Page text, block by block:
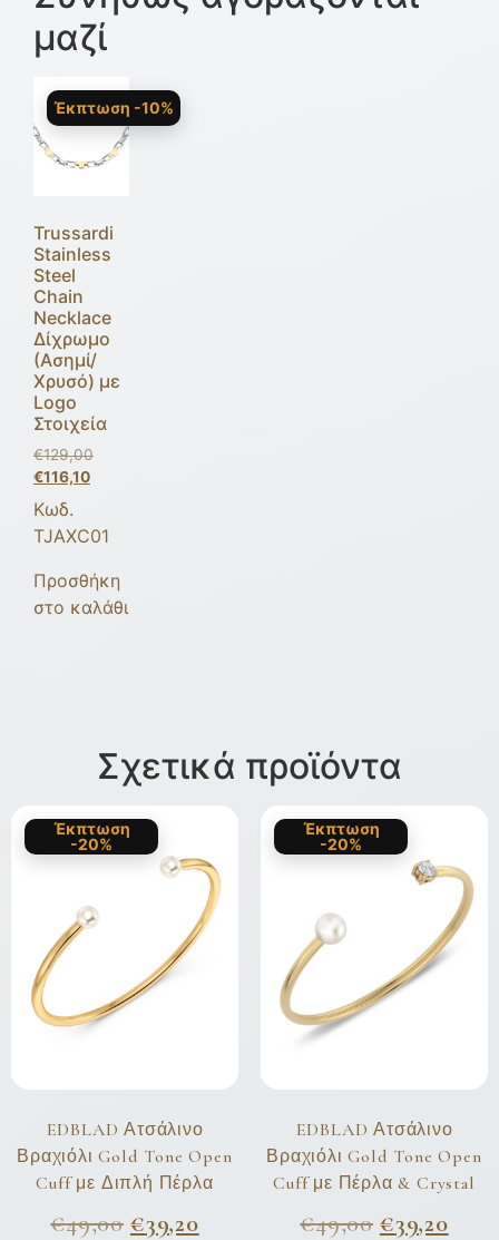
μαζί
Έκπτωση -10%
Trussardi
Stainless
Steel
Chain
Necklace
Δίχρωμο
(Ασημί/
Χρυσό) με
Logo
Στοιχεία
€129,00
€116,10
Κωδ.
TJAXC01
Προσθήκη
στο καλάθι
Σχετικά προϊόντα
Έκπτωση
-20%
EDBLAD Ατσάλινο
Βραχιόλι Gold Tone Open
Cuff με Διπλή Πέρλα
€49,00 €39,20
Έκπτωση
-20%
EDBLAD Ατσάλινο
Βραχιόλι Gold Tone Open
Cuff με Πέρλα & Crystal
€49,00 €39,20